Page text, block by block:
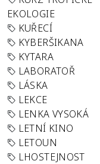
EKOLOGIE
KUŘECÍ
KYBERŠIKANA
KYTARA
LABORATOŘ
LÁSKA
LEKCE
LENKA VYSOKÁ
LETNÍ KINO
LETOUN
LHOSTEJNOST